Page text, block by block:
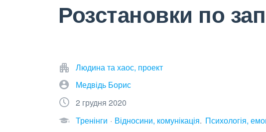
Розстановки по
Людина та хаос, проект
Медвідь Борис
2 грудня 2020
Тренінги
Відносини, комунікація Психологія,